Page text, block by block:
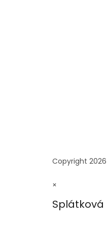
Copyright 2026
×
Splátková